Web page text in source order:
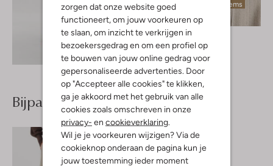
zorgen dat onze website goed
functioneert, om jouw voorkeuren op
te slaan, om inzicht te verkrijgen in
bezoekersgedrag en om een profiel op
te bouwen van jouw online gedrag voor
gepersonaliseerde advertenties. Door
op "Accepteer alle cookies" te klikken,
ga je akkoord met het gebruik van alle
cookies zoals omschreven in onze
privacy- en cookieverklaring.
Wil je je voorkeuren wijzigen? Via de
cookieknop onderaan de pagina kun je
jouw toestemming ieder moment
Ontdek de look
Laatste items
Trui
€ 109,99
Bijpassende producten